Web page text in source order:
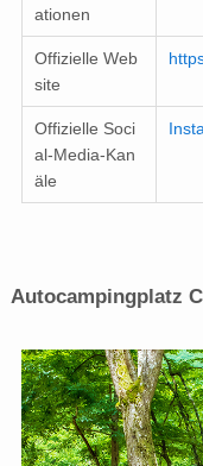
ationen
Offizielle Web
site
Offizielle Soci
al-Media-Kan
äle
Autocampingplatz